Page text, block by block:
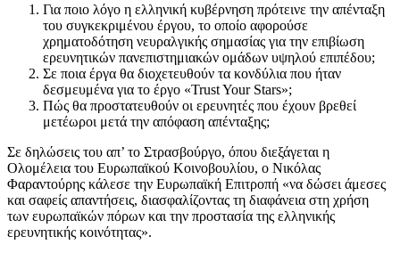
Για ποιο λόγο η ελληνική κυβέρνηση πρότεινε την απένταξη
του συγκεκριμένου έργου, το οποίο αφορούσε
χρηματοδότηση νευραλγικής σημασίας για την επιβίωση
ερευνητικών πανεπιστημιακών ομάδων υψηλού επιπέδου;
Σε ποια έργα θα διοχετευθούν τα κονδύλια που ήταν
δεσμευμένα για το έργο «Trust Your Stars»;
Πώς θα προστατευθούν οι ερευνητές που έχουν βρεθεί
μετέωροι μετά την απόφαση απένταξης;
Σε δηλώσεις του απ’ το Στρασβούργο, όπου διεξάγεται η
Ολομέλεια του Ευρωπαϊκού Κοινοβουλίου, ο Νικόλας
Φαραντούρης κάλεσε την Ευρωπαϊκή Επιτροπή «να δώσει άμεσες
και σαφείς απαντήσεις, διασφαλίζοντας τη διαφάνεια στη χρήση
των ευρωπαϊκών πόρων και την προστασία της ελληνικής
ερευνητικής κοινότητας».